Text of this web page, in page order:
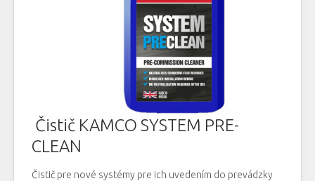
Čistič KAMCO SYSTEM PRE-
CLEAN
Čistič pre nové systémy pre ich uvedením do prevádzky